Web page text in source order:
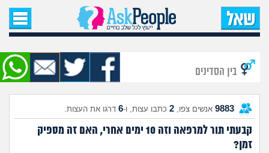
עמוד הבית
שאל שאלה
שאלות חדשות
שאלות שעוררו עניין
בין הסדינים
9883 אנשים צפו, 2 כתבו עצות, ו-6 דרגו את העצות.
קבעתי תור למרפאה וזה 10 ימים אחרי, האם זה מספיק
זמן?